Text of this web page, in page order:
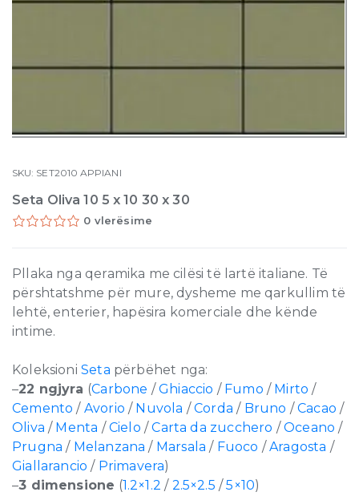
SKU: SET2010 APPIANI
Seta Oliva 10 5 x 10 30 x 30
0 vlerësime
Pllaka nga qeramika me cilësi të lartë italiane. Të
përshtatshme për mure, dysheme me qarkullim të
lehtë, enterier, hapësira komerciale dhe kënde
intime.
Koleksioni Seta përbëhet nga:
–22 ngjyra (Carbone /Ghiaccio / Fumo / Mirto /
Cemento / Avorio / Nuvola /Corda/ Bruno /Cacao /
Oliva / Menta /Cielo /Carta da zucchero /Oceano /
Prugna / Melanzana / Marsala / Fuoco /Aragosta /
Giallarancio / Primavera)
–3 dimensione (1.2×1.2 / 2.5×2.5 /5×10)